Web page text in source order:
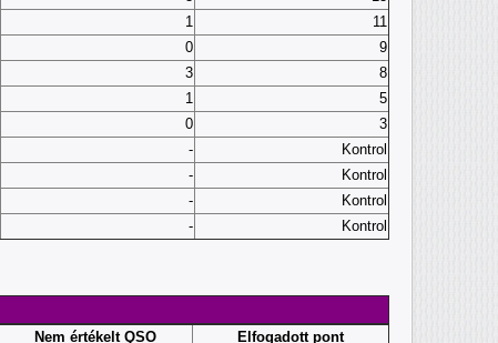
1
11
0
9
3
8
1
5
0
3
-
Kontrol
-
Kontrol
-
Kontrol
- Kontrol
Nem értékelt QSO
Elfogadott pont